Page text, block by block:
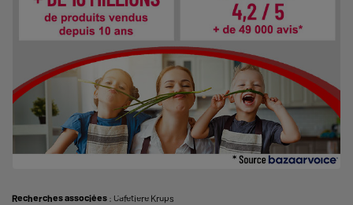
Recherches associées : Cafetiere Krups